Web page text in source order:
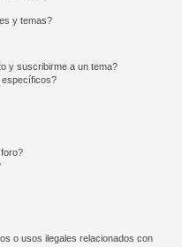
y temas?
y suscribirme a un tema?
o usos ilegales relacionados con